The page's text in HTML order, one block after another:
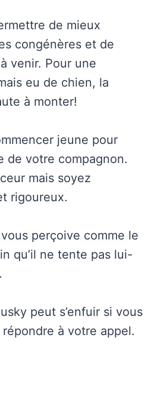
de mieux
congénères et de
venir. Pour une
eu de chien, la
à monter!
jeune pour
de votre compagnon.
mais soyez
rigoureux.
perçoive comme le
qu’il ne tente pas lui-
peut s’enfuir si vous
répondre à votre appel.